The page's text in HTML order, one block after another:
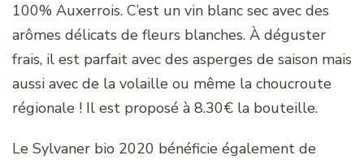
100% Auxerrois. C’est un vin blanc sec avec des
arômes délicats de fleurs blanches. À déguster
frais, il est parfait avec des asperges de saison mais
aussi avec de la volaille ou même la choucroute
régionale ! Il est proposé à 8.30€ la bouteille.
Le Sylvaner bio 2020 bénéficie également de